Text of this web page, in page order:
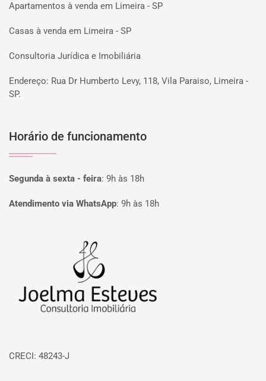
Apartamentos à venda em Limeira - SP
Casas à venda em Limeira - SP
Consultoria Jurídica e Imobiliária
Endereço: Rua Dr Humberto Levy, 118, Vila Paraiso, Limeira -
SP.
Horário de funcionamento
Segunda à sexta - feira: 9h às 18h
Atendimento via WhatsApp: 9h às 18h
CRECI: 48243-J